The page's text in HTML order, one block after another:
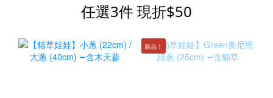
任選3件 現折$50
新品！